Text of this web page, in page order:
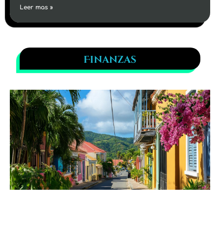
Leer mas »
Finanzas